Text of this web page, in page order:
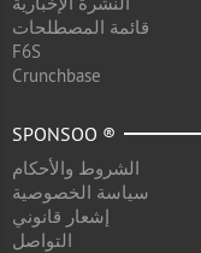
قائمة المصطلحات
F6S
Crunchbase
SPONSOO ®
الشروط والأحكام
سياسة الخصوصية
إشعار قانوني
التواصل